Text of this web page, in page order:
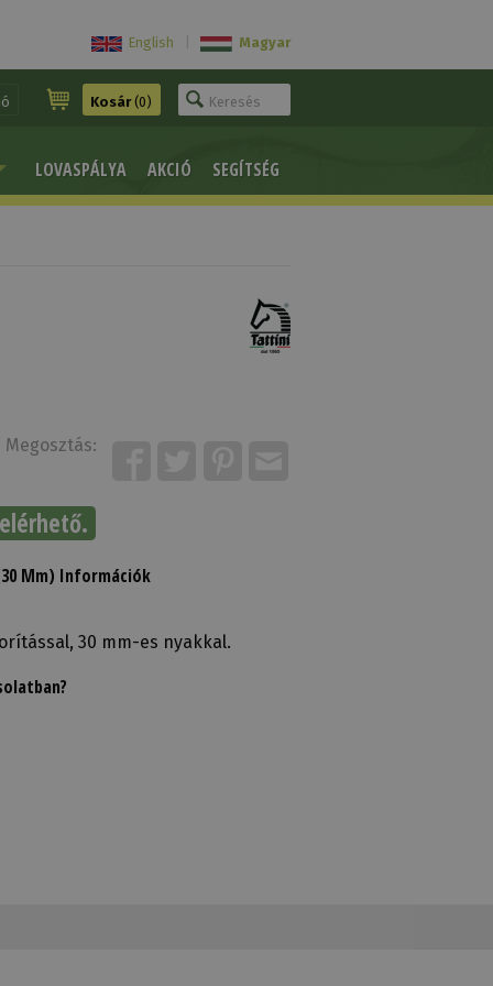
English Magyar
Kosár(0)
LOVASPÁLYA AKCIÓ SEGÍTSÉG
Megosztás:
Mm) Információk
30 mm-es nyakkal.